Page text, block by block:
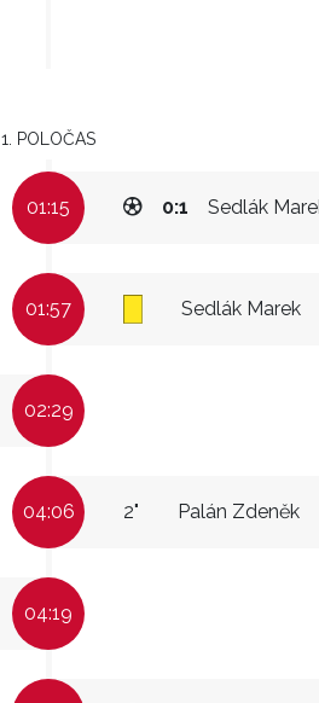
1. POLOČAS
01:15 Sedlák
0:1
01:57 Sedlák Marek
02:29
04:06 Palán Zdeněk
2"
04:19